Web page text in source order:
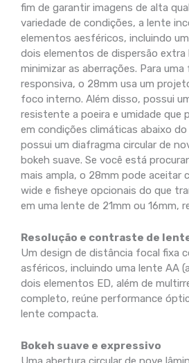
fim de garantir imagens de alta
variedade de condições, a lente
elementos aesféricos, incluindo
dois elementos de dispersão extra
minimizar as aberrações. Para
responsiva, o 28mm usa um
foco interno. Além disso, possui
resistente a poeira e umidade que
em condições climáticas abaixo do
possui um diafragma circular de
bokeh suave. Se você está
mais ampla, o 28mm pode aceitar
wide e fisheye opcionais do que
em uma lente de 21mm ou 16mm,
Resolução e contraste de
Um design de distância focal fixa
asféricos, incluindo uma lente AA
dois elementos ED, além de
completo, reúne performance
lente compacta.
Bokeh suave e expressivo